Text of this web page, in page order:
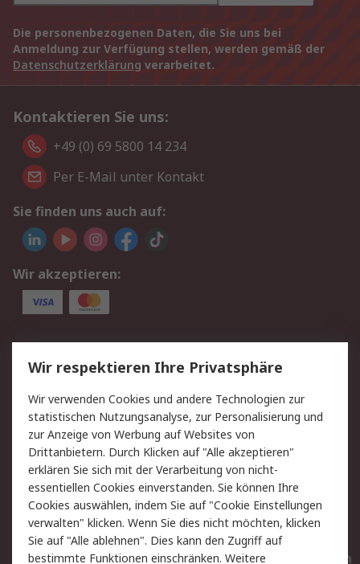
Die personenbezogenen Daten, die Sie uns bei
Anmeldung zur Verfügung stellen, werden gemäß der
Datenschutzerklärung verarbeitet.
Kontaktieren Sie uns:
+49 (0) 69 5800 14 234
Per E-Mail unter Kontakt
Sie finden uns auch auf:
Wir akzeptieren:
Service
Value Added Services
Lieferlösungen
Rücksendungen
Kontakt
Hilfe
Privatkunden
Rechtliches
AGB
Datenschutz
Cookie-Richtlinie
Zahlungsbedingungen
Copyright/Impressum
Entsorgung
Elektrogeräte/Batterien
Wir respektieren Ihre Privatsphäre
Wir verwenden Cookies und andere Technologien zur
statistischen Nutzungsanalyse, zur Personalisierung und
zur Anzeige von Werbung auf Websites von
Drittanbietern. Durch Klicken auf "Alle akzeptieren"
erklären Sie sich mit der Verarbeitung von nicht-
essentiellen Cookies einverstanden. Sie können Ihre
Cookies auswählen, indem Sie auf "Cookie Einstellungen
verwalten" klicken. Wenn Sie dies nicht möchten, klicken
Sie auf "Alle ablehnen". Dies kann den Zugriff auf
bestimmte Funktionen einschränken. Weitere